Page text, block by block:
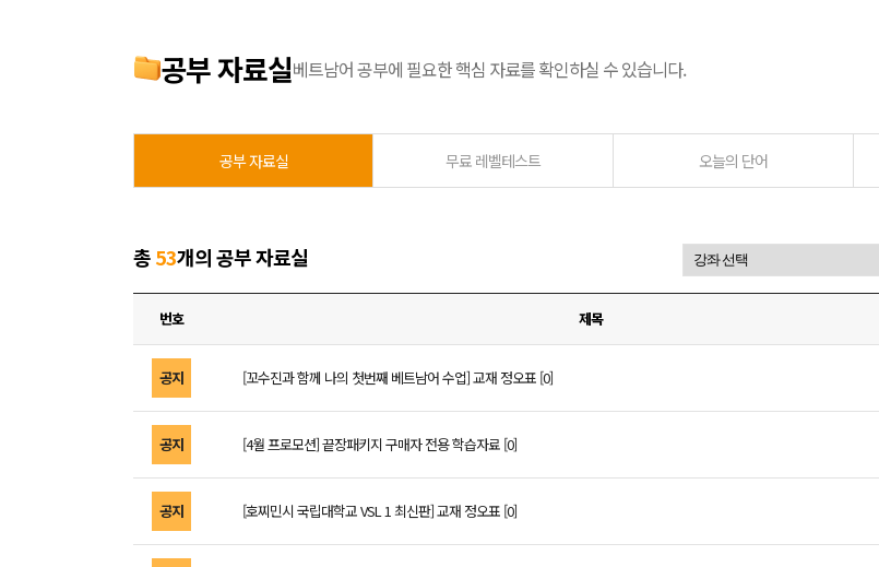
남
공부 자료실베트남어 공부에 필요한 핵심 자료를 확인하실 수 있습니다.
공부 자료실 무료 레벨테스트 오늘의 단어
총53개의 공부 자료실
번호 제목
공지 [꼬수진과 함께 나의 첫번째 베트남어 수업] 교재 정오표 [0]
공지 [4월 프로모션] 끝장패키지 구매자 전용 학습자료 [0]
공지 [호찌민시 국립대학교 VSL 1 최신판] 교재 정오표 [0]